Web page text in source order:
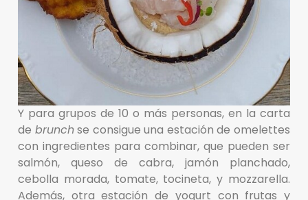
Y para grupos de 10 o más personas, en la carta
de brunchse consigue una estación de omelettes
con ingredientes para combinar, que pueden ser
salmón, queso de cabra, jamón planchado,
cebolla morada, tomate, tocineta, y mozzarella.
Además, otra estación de yogurt con frutas y